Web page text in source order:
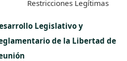
Restricciones Legítimas
Legislativo y
de la Libertad de